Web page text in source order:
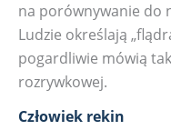
na porównywanie do
Ludzie określają
pogardliwie mówią
rozrywkowej.
Człowiek rekin